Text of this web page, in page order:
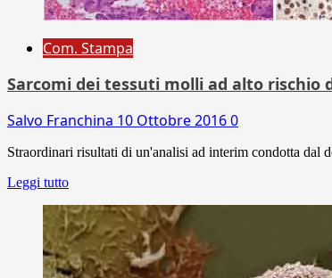
Com. Stampa
Sarcomi dei tessuti molli ad alto rischio
Salvo Franchina 10 Ottobre 20160
Straordinari risultati di un'analisi ad interim condotta dal
Leggi tutto